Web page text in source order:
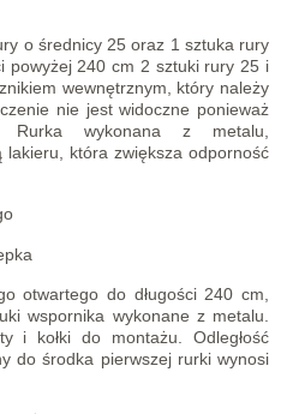
o średnicy 25 oraz 1 sztuka rury
powyżej 240 cm 2 sztuki rury 25 i
wewnętrznym, który należy
nie jest widoczne ponieważ
Rurka wykonana z metalu,
lakieru, która zwiększa odporność
otwartego do długości 240 cm,
wspornika wykonane z metalu.
i kołki do montażu. Odległość
do środka pierwszej rurki wynosi